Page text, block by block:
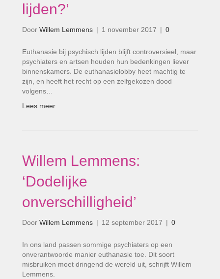
lijden?’
Door Willem Lemmens | 1 november 2017 | 0
Euthanasie bij psychisch lijden blijft controversieel, maar
psychiaters en artsen houden hun bedenkingen liever
binnenskamers. De euthanasielobby heet machtig te
zijn, en heeft het recht op een zelfgekozen dood
volgens…
Lees meer
Willem Lemmens:
‘Dodelijke
onverschilligheid’
Door Willem Lemmens | 12 september 2017 | 0
In ons land passen sommige psychiaters op een
onverantwoorde manier euthanasie toe. Dit soort
misbruiken moet dringend de wereld uit, schrijft Willem
Lemmens.